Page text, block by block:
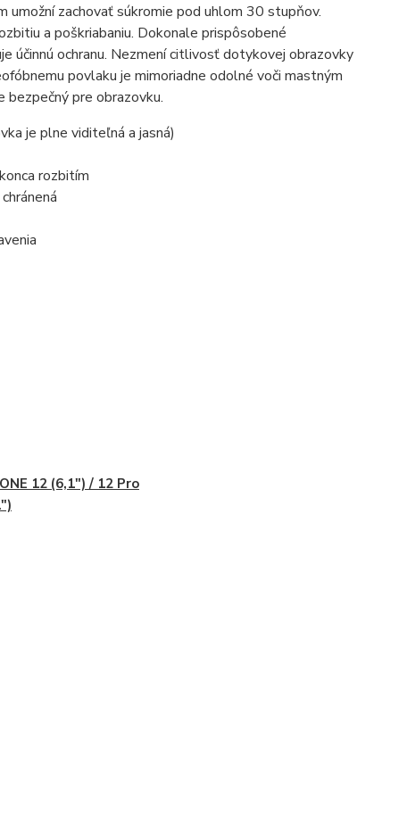
zachovať súkromie pod uhlom 30 stupňov.
a poškriabaniu. Dokonale prispôsobené
účinnú ochranu. Nezmení citlivosť dotykovej obrazovky
povlaku je mimoriadne odolné voči mastným
pre obrazovku.
je plne viditeľná a jasná)
rozbitím
12 (6,1") / 12 Pro